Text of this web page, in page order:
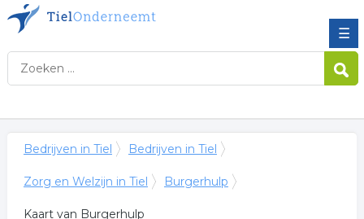
☰
Bedrijven in Tiel Bedrijven in Tiel
Zorg en Welzijn in Tiel Burgerhulp
Kaart van Burgerhulp